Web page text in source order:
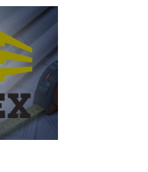
služba građanima